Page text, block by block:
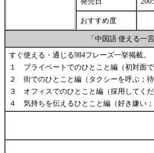
おすすめ度
「中国語 使える
すぐ使える・通じる984フレーズ一挙掲載。
１ プライベートでのひとこと編（初対面
２ 街でのひとこと編（タクシーを呼ぶ；
３ オフィスでのひとこと編（採用してく
４ 気持ちを伝えるひとこと編（好き嫌い